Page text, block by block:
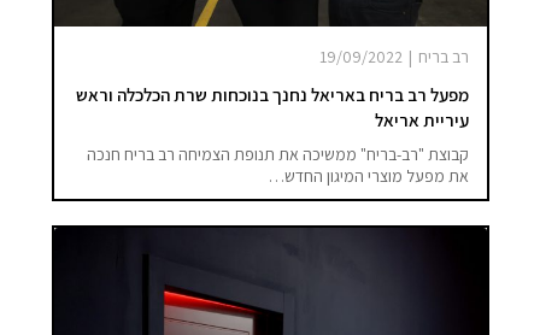
רב בריח |
19/09/2022
מפעל רב בריח באריאל נחנך בנוכחות שרת הכלכלה וראש
עיריית אריאל
קבוצת "רב-בריח" ממשיכה את תנופת הצמיחה רב בריח חנכה
את מפעל מוצרי המיגון החדש…